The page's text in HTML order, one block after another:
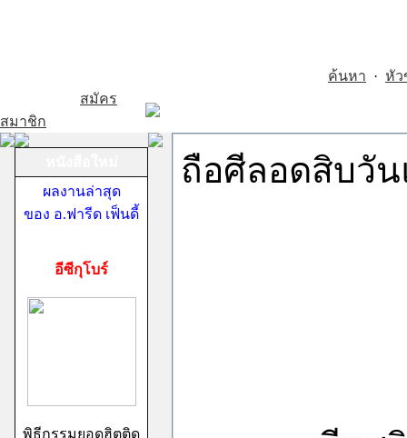
ค้นหา · หัว
สมัคร
สมาชิก
ผลงานล่าสุด
ของ อ.ฟารีด เฟ็นดี้
อีซีกุโบร์
พิธีกรรมยอดฮิตติด
ถือศีลอดสิบวั